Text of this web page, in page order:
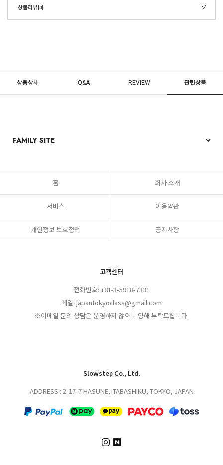
상품리뷰[0]
상품상세 Q&A REVIEW 관련상품
홈 회사 소개
서비스 이용약관
개인정보 보호정책 공지사항
고객센터
전화번호: +81-3-5918-7331
메일: japantokyoclass@gmail.com
※이메일 문의 상담은 운영하지 않으니 양해 부탁드립니다.
Slowstep Co., Ltd.
ADDRESS : 2-17-7 HASUNE, ITABASHIKU, TOKYO, JAPAN